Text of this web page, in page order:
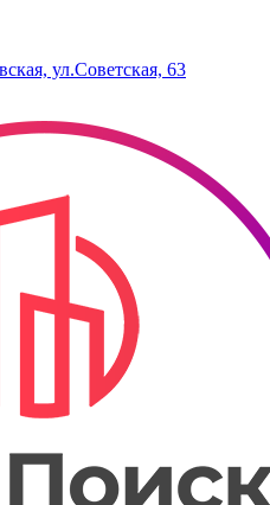
ул.Советская, 63